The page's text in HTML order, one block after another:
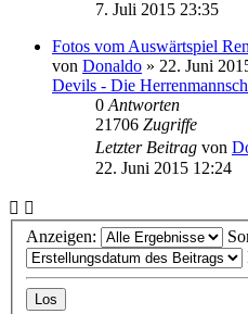
7. Juli 2015 23:35
Fotos vom Auswärtspiel
von Donaldo » 22. Juni
Devils - Die
0 Antworten
21706 Zugriffe
Letzter Beitrag von
22. Juni 2015 12:24
Anzeigen: